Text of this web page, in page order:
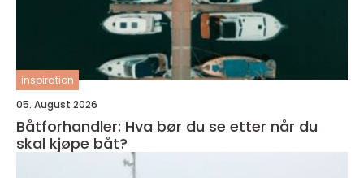
inspiration
05. August 2026
Båtforhandler: Hva bør du se etter når du
skal kjøpe båt?